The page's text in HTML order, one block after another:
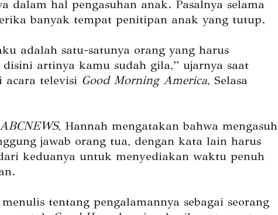
dalam hal pengasuhan anak. Pasalnya selama
banyak tempat penitipan anak yang tutup.
adalah satu-satunya orang yang harus
disini artinya kamu sudah gila,” ujarnya saat
acara televisi Good Morning America, Selasa
ABCNEWS, Hannah mengatakan bahwa mengasuh
jawab orang tua, dengan kata lain harus
keduanya untuk menyediakan waktu penuh
tentang pengalamannya sebagai seorang